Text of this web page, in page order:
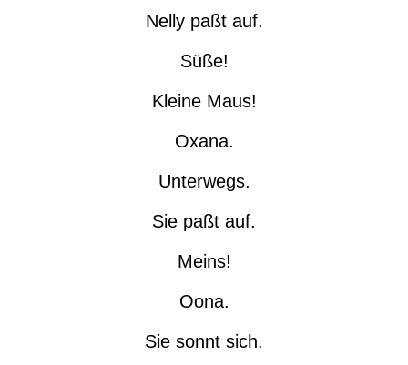
Nelly paßt auf.
Süße!
Kleine Maus!
Oxana.
Unterwegs.
Sie paßt auf.
Meins!
Oona.
Sie sonnt sich.